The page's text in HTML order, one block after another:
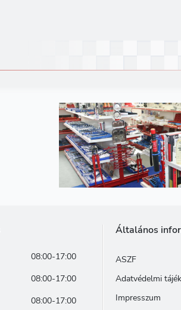
08:00-17:00
08:00-17:00
08:00-17:00
Általános
ASZF
Adatvédelmi
Impresszum